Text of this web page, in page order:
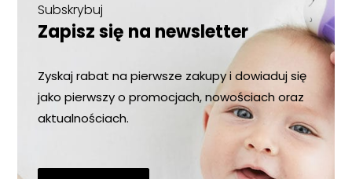
Subskrybuj
Zapisz się na newsletter
Zyskaj rabat na pierwsze zakupy i dowiaduj się
jako pierwszy o promocjach, nowościach oraz
aktualnościach.